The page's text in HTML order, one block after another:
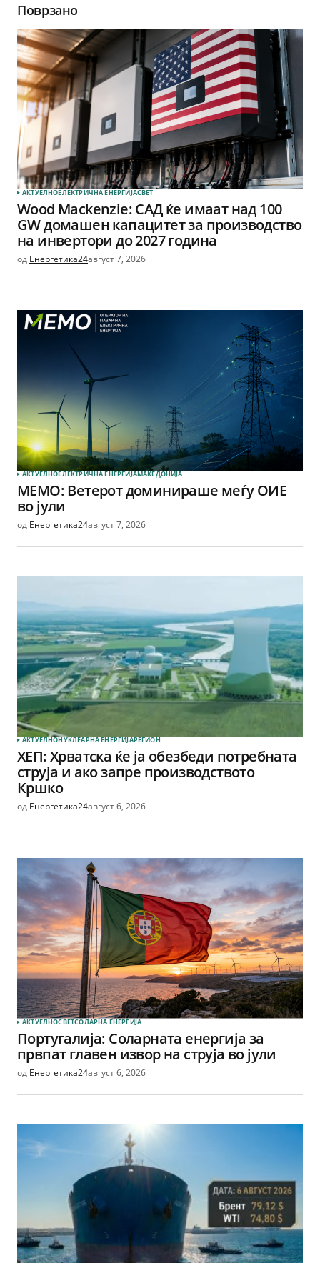
Поврзано
АКТУЕЛНОЕЛЕКТРИЧНА ЕНЕРГИЈАСВЕТ
Wood Mackenzie: САД ќе имаат над 100
GW домашен капацитет за производство
на инвертори до 2027 година
од Енергетика24август 7, 2026
АКТУЕЛНОЕЛЕКТРИЧНА ЕНЕРГИЈАМАКЕДОНИЈА
МЕМО: Ветерот доминираше меѓу ОИЕ
во јули
од Енергетика24август 7, 2026
АКТУЕЛНОНУКЛЕАРНА ЕНЕРГИЈАРЕГИОН
ХЕП: Хрватска ќе ја обезбеди потребната
струја и ако запре производството
Кршко
од Енергетика24август 6, 2026
АКТУЕЛНОСВЕТСОЛАРНА EНЕРГИЈА
Португалија: Соларната енергија за
првпат главен извор на струја во јули
од Енергетика24август 6, 2026